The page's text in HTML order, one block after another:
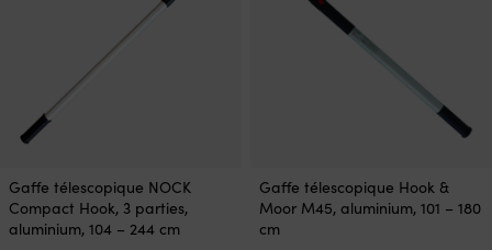
Gaffe télescopique NOCK
Compact Hook, 3 parties,
aluminium, 104 – 244 cm
Gaffe télescopique Hook &
Moor M45, aluminium, 101 – 180
cm